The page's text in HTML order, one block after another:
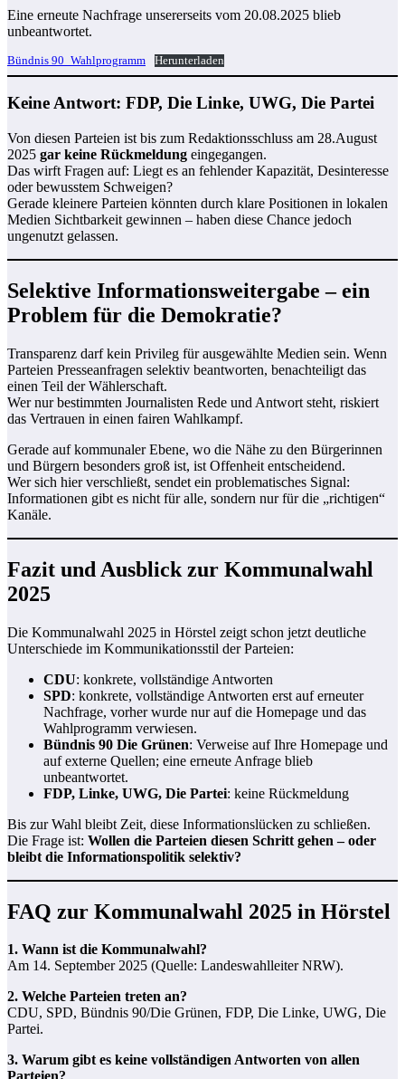
Eine erneute Nachfrage unsererseits vom 20.08.2025 blieb
unbeantwortet.
Bündnis 90_Wahlprogramm Herunterladen
Keine Antwort: FDP, Die Linke, UWG, Die Partei
Von diesen Parteien ist bis zum Redaktionsschluss am 28.August
2025 gar keine Rückmeldung eingegangen.
Das wirft Fragen auf: Liegt es an fehlender Kapazität, Desinteresse
oder bewusstem Schweigen?
Gerade kleinere Parteien könnten durch klare Positionen in lokalen
Medien Sichtbarkeit gewinnen – haben diese Chance jedoch
ungenutzt gelassen.
Selektive Informationsweitergabe – ein
Problem für die Demokratie?
Transparenz darf kein Privileg für ausgewählte Medien sein. Wenn
Parteien Presseanfragen selektiv beantworten, benachteiligt das
einen Teil der Wählerschaft.
Wer nur bestimmten Journalisten Rede und Antwort steht, riskiert
das Vertrauen in einen fairen Wahlkampf.
Gerade auf kommunaler Ebene, wo die Nähe zu den Bürgerinnen
und Bürgern besonders groß ist, ist Offenheit entscheidend.
Wer sich hier verschließt, sendet ein problematisches Signal:
Informationen gibt es nicht für alle, sondern nur für die „richtigen“
Kanäle.
Fazit und Ausblick zur Kommunalwahl
2025
Die Kommunalwahl 2025 in Hörstel zeigt schon jetzt deutliche
Unterschiede im Kommunikationsstil der Parteien:
CDU: konkrete, vollständige Antworten
SPD: konkrete, vollständige Antworten erst auf erneuter
Nachfrage, vorher wurde nur auf die Homepage und das
Wahlprogramm verwiesen.
Bündnis 90 Die Grünen: Verweise auf Ihre Homepage und
auf externe Quellen; eine erneute Anfrage blieb
unbeantwortet.
FDP, Linke, UWG, Die Partei: keine Rückmeldung
Bis zur Wahl bleibt Zeit, diese Informationslücken zu schließen.
Die Frage ist: Wollen die Parteien diesen Schritt gehen – oder
bleibt die Informationspolitik selektiv?
FAQ zur Kommunalwahl 2025 in Hörstel
1. Wann ist die Kommunalwahl?
Am 14. September 2025 (Quelle: Landeswahlleiter NRW).
2. Welche Parteien treten an?
CDU, SPD, Bündnis 90/Die Grünen, FDP, Die Linke, UWG, Die
Partei.
3. Warum gibt es keine vollständigen Antworten von allen